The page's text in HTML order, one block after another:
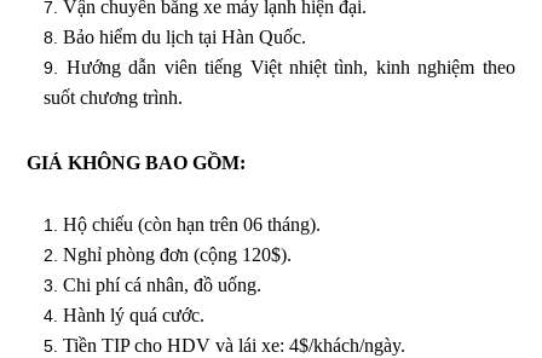
Vận chuyển bằng xe máy lạnh hiện đại.
Bảo hiểm du lịch tại Hàn Quốc.
Hướng dẫn viên tiếng Việt nhiệt tình, kinh nghiệm theo
suốt chương trình.
GIÁ KHÔNG BAO GỒM:
Hộ chiếu (còn hạn trên 06 tháng).
Nghỉ phòng đơn (cộng 120$).
Chi phí cá nhân, đồ uống.
Hành lý quá cước.
Tiền TIP cho HDV và lái xe: 4$/khách/ngày.